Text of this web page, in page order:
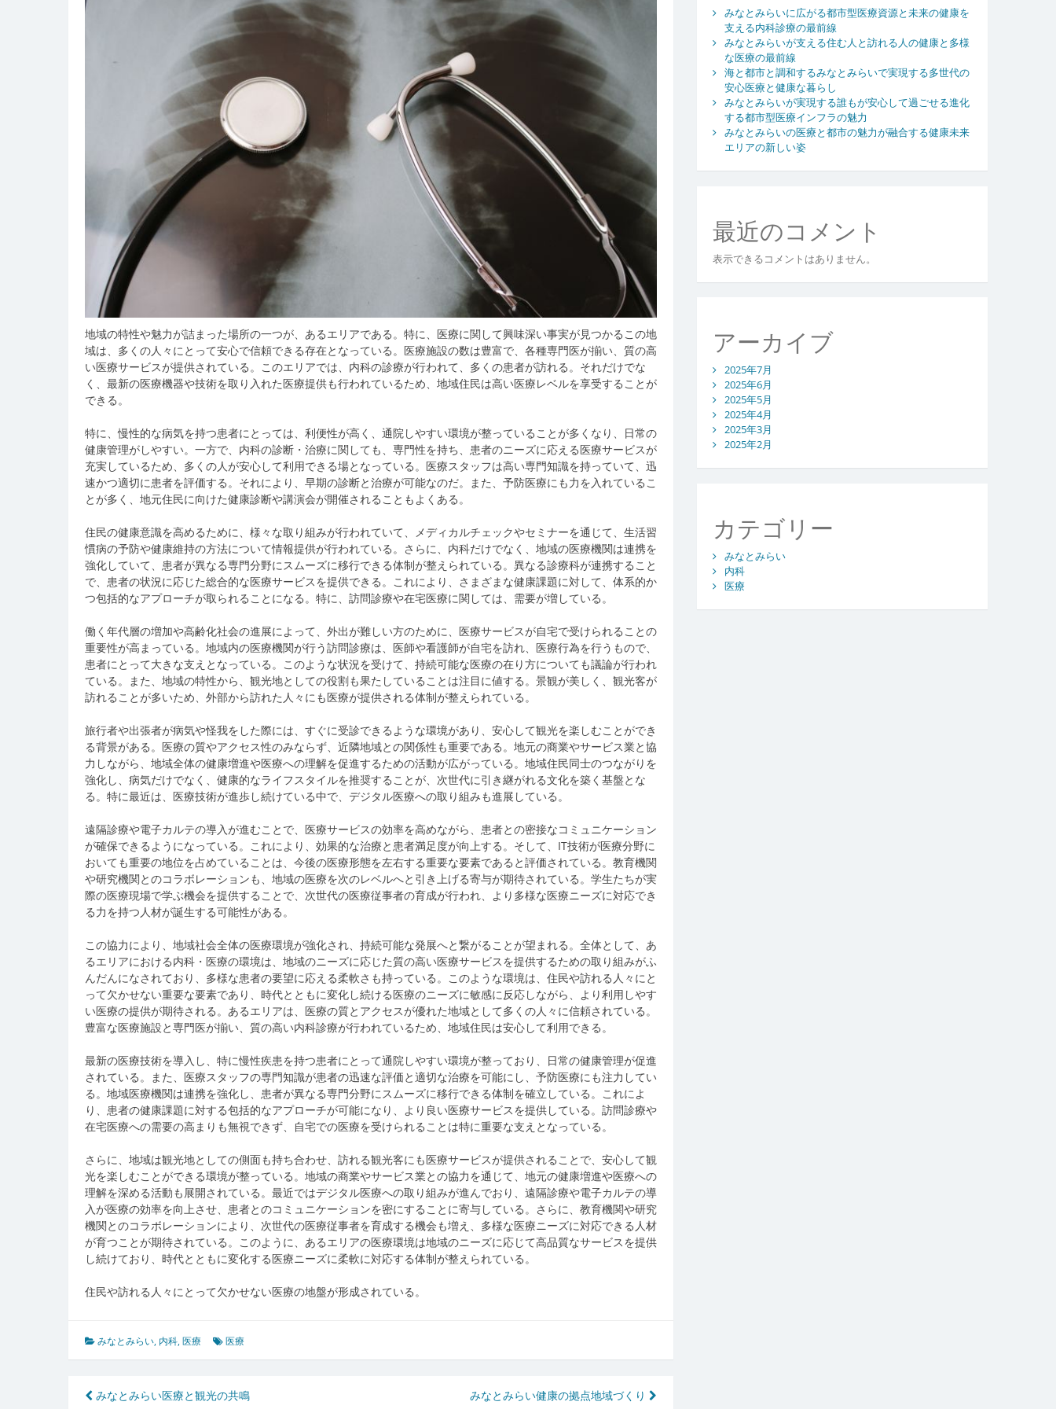
地域の特性や魅力が詰まった場所の一つが、あるエリアである。 特に、医療に関して興味深い事実が見つかるこの地
域は、多くの人々にとって安心で信頼できる存在となっている。医療施設の数は豊富で、各種専門医が揃い、質の高
い医療サービスが提供されている。このエリアでは、内科の診療が行われて、多くの患者が訪れる。それだけでな
く、最新の医療機器や技術を取り入れた医療提供も行われているため、地域住民は高い医療レベルを享受することが
できる。
特に、慢性的な病気を持つ患者にとっては、利便性が高く、通院しやすい環境が整っていることが多くなり、日常の
健康管理がしやすい。一方で、内科の診断・治療に関しても、専門性を持ち、患者のニーズに応える医療サービスが
充実しているため、多くの人が安心して利用できる場となっている。医療スタッフは高い専門知識を持っていて、迅
速かつ適切に患者を評価する。それにより、早期の診断と治療が可能なのだ。また、予防医療にも力を入れているこ
とが多く、地元住民に向けた健康診断や講演会が開催されることもよくある。
住民の健康意識を高めるために、様々な取り組みが行われていて、メディカルチェックやセミナーを通じて、生活習
慣病の予防や健康維持の方法について情報提供が行われている。さらに、内科だけでなく、地域の医療機関は連携を
強化していて、患者が異なる専門分野にスムーズに移行できる体制が整えられている。異なる診療科が連携すること
で、患者の状況に応じた総合的な医療サービスを提供できる。これにより、さまざまな健康課題に対して、体系的か
つ包括的なアプローチが取られることになる。特に、訪問診療や在宅医療に関しては、需要が増している。
働く年代層の増加や高齢化社会の進展によって、外出が難しい方のために、医療サービスが自宅で受けられることの
重要性が高まっている。地域内の医療機関が行う訪問診療は、医師や看護師が自宅を訪れ、医療行為を行うもので、
患者にとって大きな支えとなっている。このような状況を受けて、持続可能な医療の在り方についても議論が行われ
ている。また、地域の特性から、観光地としての役割も果たしていることは注目に値する。景観が美しく、観光客が
訪れることが多いため、外部から訪れた人々にも医療が提供される体制が整えられている。
旅行者や出張者が病気や怪我をした際には、すぐに受診できるような環境があり、安心して観光を楽しむことができ
る背景がある。医療の質やアクセス性のみならず、近隣地域との関係性も重要である。地元の商業やサービス業と協
力しながら、地域全体の健康増進や医療への理解を促進するための活動が広がっている。地域住民同士のつながりを
強化し、病気だけでなく、健康的なライフスタイルを推奨することが、次世代に引き継がれる文化を築く基盤とな
る。特に最近は、医療技術が進歩し続けている中で、デジタル医療への取り組みも進展している。
遠隔診療や電子カルテの導入が進むことで、医療サービスの効率を高めながら、患者との密接なコミュニケーション
が確保できるようになっている。これにより、効果的な治療と患者満足度が向上する。そして、IT技術が医療分野に
おいても重要の地位を占めていることは、今後の医療形態を左右する重要な要素であると評価されている。教育機関
や研究機関とのコラボレーションも、地域の医療を次のレベルへと引き上げる寄与が期待されている。学生たちが実
際の医療現場で学ぶ機会を提供することで、次世代の医療従事者の育成が行われ、より多様な医療ニーズに対応でき
る力を持つ人材が誕生する可能性がある。
この協力により、地域社会全体の医療環境が強化され、持続可能な発展へと繋がることが望まれる。全体として、あ
るエリアにおける内科・医療の環境は、地域のニーズに応じた質の高い医療サービスを提供するための取り組みがふ
んだんになされており、多様な患者の要望に応える柔軟さも持っている。このような環境は、住民や訪れる人々にと
って欠かせない重要な要素であり、時代とともに変化し続ける医療のニーズに敏感に反応しながら、より利用しやす
い医療の提供が期待される。あるエリアは、医療の質とアクセスが優れた地域として多くの人々に信頼されている。
豊富な医療施設と専門医が揃い、質の高い内科診療が行われているため、地域住民は安心して利用できる。
最新の医療技術を導入し、特に慢性疾患を持つ患者にとって通院しやすい環境が整っており、日常の健康管理が促進
されている。また、医療スタッフの専門知識が患者の迅速な評価と適切な治療を可能にし、予防医療にも注力してい
る。地域医療機関は連携を強化し、患者が異なる専門分野にスムーズに移行できる体制を確立している。これによ
り、患者の健康課題に対する包括的なアプローチが可能になり、より良い医療サービスを提供している。訪問診療や
在宅医療への需要の高まりも無視できず、自宅での医療を受けられることは特に重要な支えとなっている。
さらに、地域は観光地としての側面も持ち合わせ、訪れる観光客にも医療サービスが提供されることで、安心して観
光を楽しむことができる環境が整っている。地域の商業やサービス業との協力を通じて、地元の健康増進や医療への
理解を深める活動も展開されている。最近ではデジタル医療への取り組みが進んでおり、遠隔診療や電子カルテの導
入が医療の効率を向上させ、患者とのコミュニケーションを密にすることに寄与している。さらに、教育機関や研究
機関とのコラボレーションにより、次世代の医療従事者を育成する機会も増え、多様な医療ニーズに対応できる人材
が育つことが期待されている。このように、あるエリアの医療環境は地域のニーズに応じて高品質なサービスを提供
し続けており、時代とともに変化する医療ニーズに柔軟に対応する体制が整えられている。
住民や訪れる人々にとって欠かせない医療の地盤が形成されている。
みなとみらい, 内科,医療 医療
投みなとみらい医療と観光の共鳴 みなとみらい健康の拠点地域づくり
みなとみらいに広がる都市型医療資源と未来の健康を
支える内科診療の最前線
みなとみらいが支える住む人と訪れる人の健康と多様
な医療の最前線
海と都市と調和するみなとみらいで実現する多世代の
安心医療と健康な暮らし
みなとみらいが実現する誰もが安心して過ごせる進化
する都市型医療インフラの魅力
みなとみらいの医療と都市の魅力が融合する健康未来
エリアの新しい姿
最近のコメント
表示できるコメントはありません。
アーカイブ
2025年7月
2025年6月
2025年5月
2025年4月
2025年3月
2025年2月
カテゴリー
みなとみらい
内科
医療